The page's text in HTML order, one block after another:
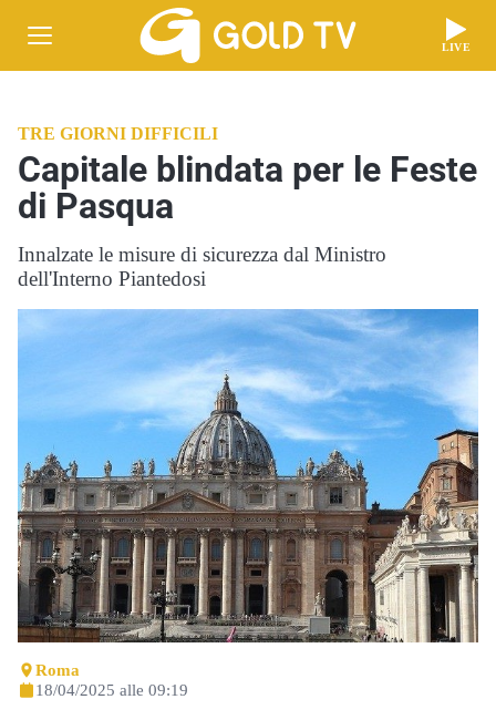
LIVE
TRE GIORNI DIFFICILI
Capitale blindata per le Feste
di Pasqua
Innalzate le misure di sicurezza dal Ministro
dell'Interno Piantedosi
Roma
18/04/2025 alle 09:19